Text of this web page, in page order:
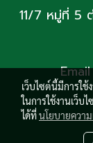
11/7 หมู่ที่ 5
เว็บไซต์นี้มีการใ
ในการใช้งานเว็บ
ได้ที่นโยบายควา